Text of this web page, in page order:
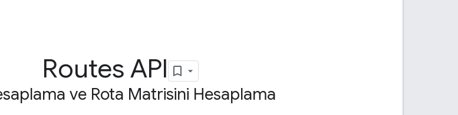
Routes API
ve Rota Matrisini Hesaplama